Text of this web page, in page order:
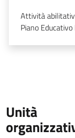
Attività
Piano
Unità